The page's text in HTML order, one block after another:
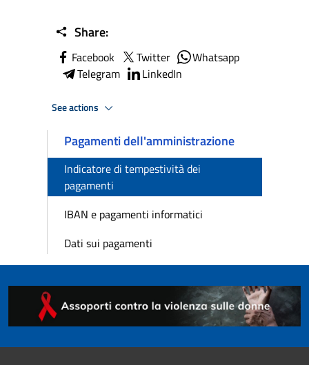
Share:
Facebook Twitter
Whatsapp
Telegram
LinkedIn
See actions
Pagamenti dell'amministrazione
Indicatore di tempestività dei
pagamenti
IBAN e pagamenti informatici
Dati sui pagamenti